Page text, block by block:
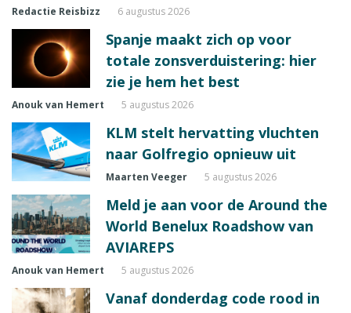
Redactie Reisbizz 6 augustus 2026
Spanje maakt zich op voor
totale zonsverduistering: hier
zie je hem het best
Anouk van Hemert 5 augustus 2026
KLM stelt hervatting vluchten
naar Golfregio opnieuw uit
Maarten Veeger 5 augustus 2026
Meld je aan voor de Around the
World Benelux Roadshow van
AVIAREPS
Anouk van Hemert 5 augustus 2026
Vanaf donderdag code rood in